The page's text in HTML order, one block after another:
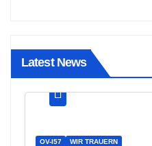
Latest News
OV-I57 WIR TRAUERN